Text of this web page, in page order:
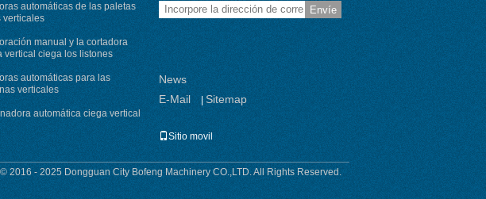
automáticas de las paletas
verticales
manual y la cortadora
vertical ciega los listones
automáticas para las
verticales
automática ciega vertical
Envíe
News
E-Mail
|Sitemap
Sitio movil
2016 - 2025 Dongguan City Bofeng Machinery CO.,LTD. All Rights Reserved.